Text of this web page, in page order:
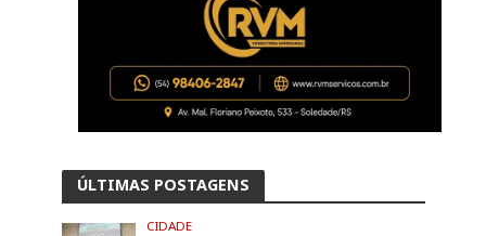
ÚLTIMAS POSTAGENS
CIDADE